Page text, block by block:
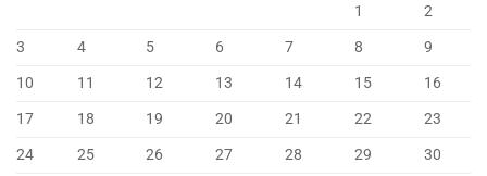
1
2
3
4 5 6 7 8
9
10
11 12 13 14 15
16
17
18 19 20 21 22
23
24
25 26 27 28 29
30